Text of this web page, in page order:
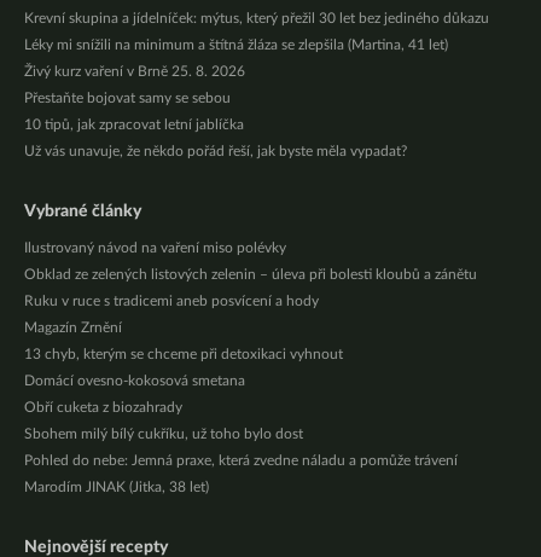
Krevní skupina a jídelníček: mýtus, který přežil 30 let bez jediného důkazu
Léky mi snížili na minimum a štítná žláza se zlepšila (Martina, 41 let)
Živý kurz vaření v Brně 25. 8. 2026
Přestaňte bojovat samy se sebou
10 tipů, jak zpracovat letní jablíčka
Už vás unavuje, že někdo pořád řeší, jak byste měla vypadat?
Vybrané články
Ilustrovaný návod na vaření miso polévky
Obklad ze zelených listových zelenin – úleva při bolesti kloubů a zánětu
Ruku v ruce s tradicemi aneb posvícení a hody
Magazín Zrnění
13 chyb, kterým se chceme při detoxikaci vyhnout
Domácí ovesno-kokosová smetana
Obří cuketa z biozahrady
Sbohem milý bílý cukříku, už toho bylo dost
Pohled do nebe: Jemná praxe, která zvedne náladu a pomůže trávení
Marodím JINAK (Jitka, 38 let)
Nejnovější recepty